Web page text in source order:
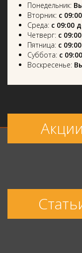
Понедельник:
Вторник: с
Среда: с 09:00
Четверг: с
Пятница: с
Суббота: с
Воскресенье:
Акции